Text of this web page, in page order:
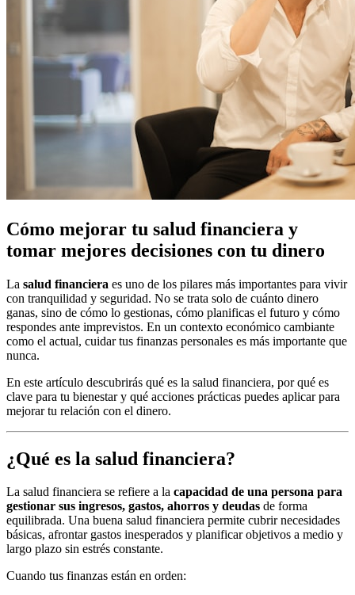
Cómo mejorar tu salud financiera y
tomar mejores decisiones con tu dinero
La salud financiera es uno de los pilares más importantes para vivir
con tranquilidad y seguridad. No se trata solo de cuánto dinero
ganas, sino de cómo lo gestionas, cómo planificas el futuro y cómo
respondes ante imprevistos. En un contexto económico cambiante
como el actual, cuidar tus finanzas personales es más importante que
nunca.
En este artículo descubrirás qué es la salud financiera, por qué es
clave para tu bienestar y qué acciones prácticas puedes aplicar para
mejorar tu relación con el dinero.
¿Qué es la salud financiera?
La salud financiera se refiere a la capacidad de una persona para
gestionar sus ingresos, gastos, ahorros y deudas de forma
equilibrada. Una buena salud financiera permite cubrir necesidades
básicas, afrontar gastos inesperados y planificar objetivos a medio y
largo plazo sin estrés constante.
Cuando tus finanzas están en orden: